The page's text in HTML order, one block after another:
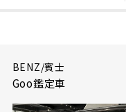
BENZ/賓士
Goo鑑定車